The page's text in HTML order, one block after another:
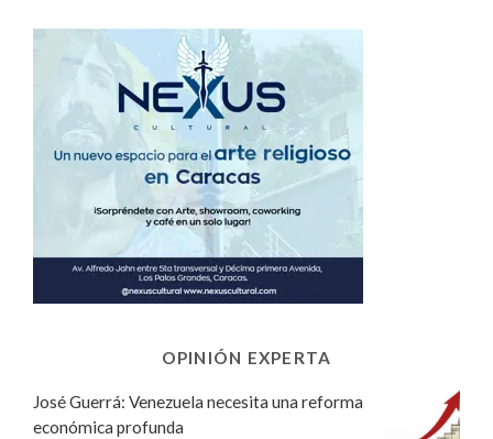
OPINIÓN EXPERTA
José Guerrá: Venezuela necesita una reforma
económica profunda